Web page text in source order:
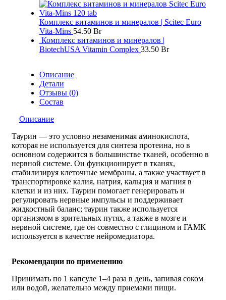
Комплекс витаминов и минералов | Scitec Euro
Vita-Mins 54.50 Br
Комплекс витаминов и минералов |
BiotechUSA Vitamin Complex 33.50 Br
Описание
Детали
Отзывы (0)
Состав
Описание
Таурин — это условно незаменимая аминокислота,
которая не используется для синтеза протеина, но в
основном содержится в большинстве тканей, особенно в
нервной системе. Он функционирует в тканях,
стабилизируя клеточные мембраны, а также участвует в
транспортировке калия, натрия, кальция и магния в
клетки и из них. Таурин помогает генерировать и
регулировать нервные импульсы и поддерживает
жидкостный баланс; таурин также используется
организмом в зрительных путях, а также в мозге и
нервной системе, где он совместно с глицином и ГАМК
используется в качестве нейромедиатора.
Рекомендации по применению
Принимать по 1 капсуле 1–4 раза в день, запивая соком
или водой, желательно между приемами пищи.